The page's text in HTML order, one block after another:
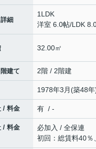
細
1LDK
洋室 6.0帖/LDK
32.00㎡
建て 2階 / 2階建
1978年3月(築48年
/ 料金 有 / -
/ 料金
必加入 / 全保連
初回：総賃料40